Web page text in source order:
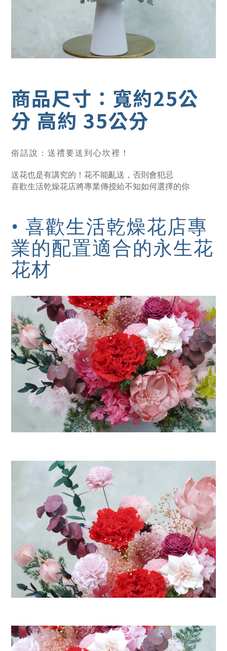
商品尺寸：寬約25公
分 高約 35公分
俗話說：送禮要送到心坎裡！
送花也是有講究的！花不能亂送，否則會犯忌
喜歡生活乾燥花店將專業傳授給不知如何選擇的你
• 喜歡生活乾燥花店專
業的配置適合的永生花
花材